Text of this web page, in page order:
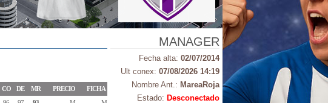
CO DE MR PRECIO
FICHA
MANAGER
Fecha alta: 02/07/2014
Ult conex: 07/08/2026 14:19
Nombre Ant.: MareaRoja
Estado: Desconectado